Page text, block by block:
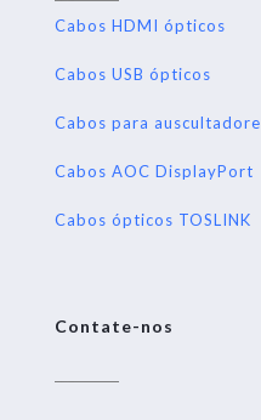
Cabos HDMI ópticos
Cabos USB ópticos
Cabos para
Cabos AOC DisplayPort
Cabos ópticos TOSLINK
Contate-nos